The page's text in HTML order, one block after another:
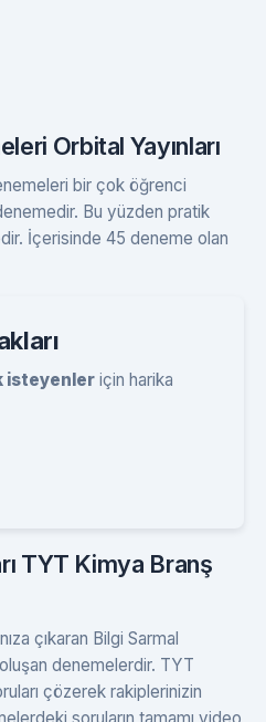
Orbital Yayınları
bir çok öğrenci
Bu yüzden pratik
İçerisinde 45 deneme olan
isteyenler için harika
TYT Kimya Branş
çıkaran Bilgi Sarmal
denemelerdir. TYT
çözerek rakiplerinizin